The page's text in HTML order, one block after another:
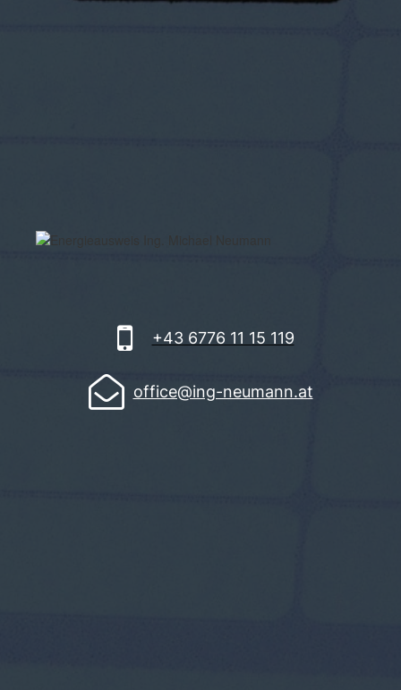
 +43 6776 11 15 119
 office@ing-neumann.at